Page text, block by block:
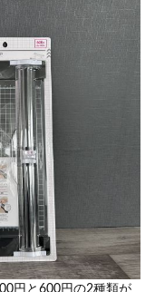
円と600円の2種類が